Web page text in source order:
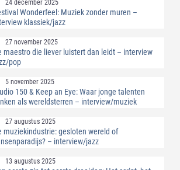
Wonderfeel: Muziek zonder muren –
klassiek/jazz
27 november 2025
maestro die liever luistert dan leidt – interview
pop
5 november 2025
150 & Keep an Eye: Waar jonge talenten
als wereldsterren – interview/muziek
27 augustus 2025
muziekindustrie: gesloten wereld of
– interview/jazz
13 augustus 2025